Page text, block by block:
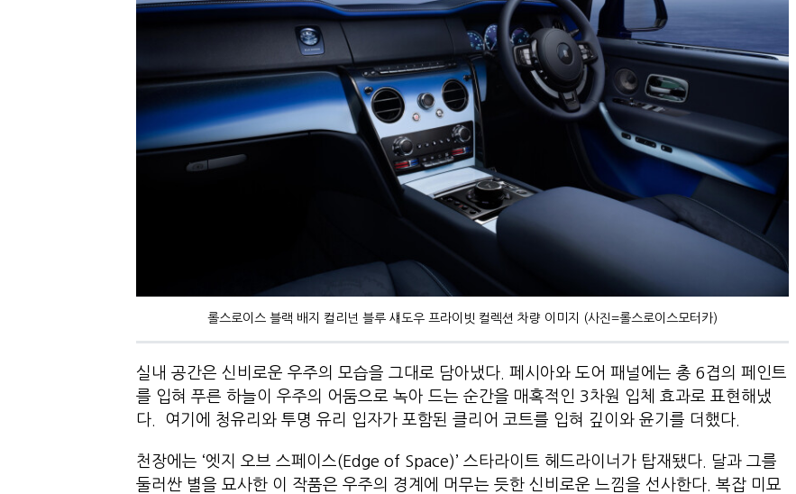
롤스로이스 블랙 배지 컬리넌 블루 섀도우 프라이빗 컬렉션 차량 이미지 (사진=롤스로이스모터카)
실내 공간은 신비로운 우주의 모습을 그대로 담아냈다. 페시아와 도어 패널에는 총 6겹의 페인트
를 입혀 푸른 하늘이 우주의 어둠으로 녹아 드는 순간을 매혹적인 3차원 입체 효과로 표현해냈
다. 여기에 청유리와 투명 유리 입자가 포함된 클리어 코트를 입혀 깊이와 윤기를 더했다.
천장에는 ‘엣지 오브 스페이스(Edge of Space)’ 스타라이트 헤드라이너가 탑재됐다. 달과 그를
둘러싼 별을 묘사한 이 작품은 우주의 경계에 머무는 듯한 신비로운 느낌을 선사한다. 복잡 미묘